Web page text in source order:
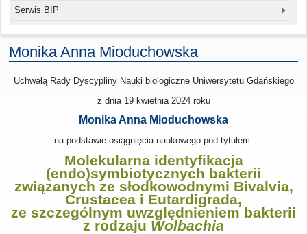
Serwis BIP
Monika Anna Mioduchowska
Uchwałą Rady Dyscypliny Nauki biologiczne Uniwersytetu Gdańskiego
z dnia 19 kwietnia 2024roku
Monika Anna Mioduchowska
na podstawie osiągnięcia naukowego pod tytułem:
Molekularna identyfikacja
(endo)symbiotycznych bakterii
związanych ze słodkowodnymi Bivalvia,
Crustacea i Eutardigrada,
ze szczególnym uwzględnieniem bakterii
z rodzaju Wolbachia